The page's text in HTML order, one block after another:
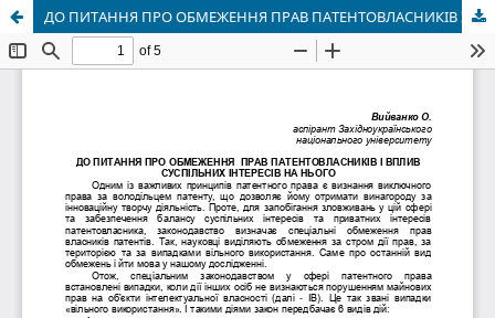
ДО ПИТАННЯ ПРО ОБМЕЖЕННЯ ПРАВ ПАТЕНТОВЛАСНИКІВ І ВПЛИВ СУСПІЛЬНИХ ІНТЕРЕСІВ НА НЬОГО